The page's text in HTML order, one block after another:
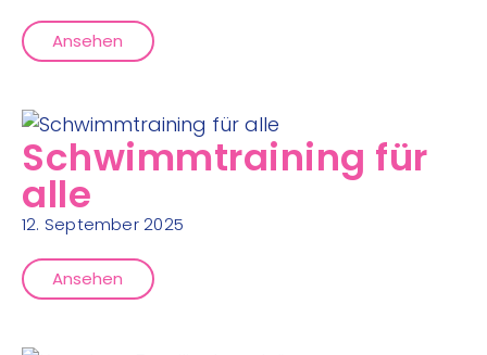
Ansehen
Schwimmtraining für
alle
12. September 2025
Ansehen